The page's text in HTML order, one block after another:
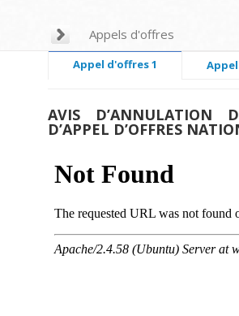
Appels d'offres
Appel d'offres 1
AVIS D’ANNULATION
D’APPEL D’OFFRES